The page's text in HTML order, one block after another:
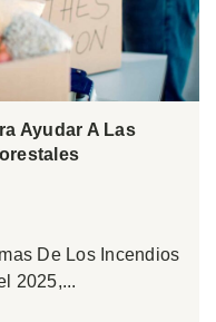
Ayudar A Las
De Los Incendios
2025,...